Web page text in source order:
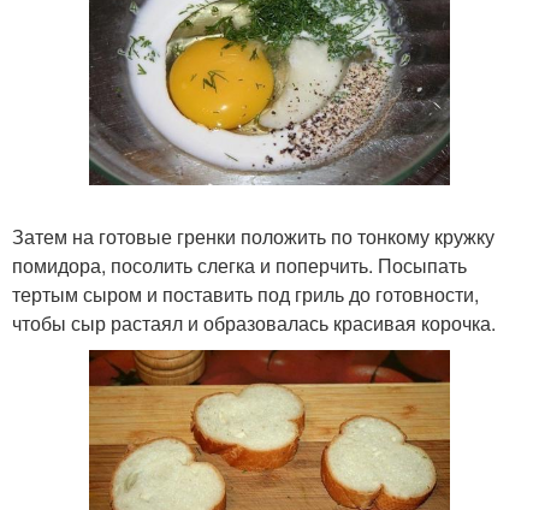
Затем на готовые гренки положить по тонкому кружку
помидора, посолить слегка и поперчить. Посыпать
тертым сыром и поставить под гриль до готовности,
чтобы сыр растаял и образовалась красивая корочка.